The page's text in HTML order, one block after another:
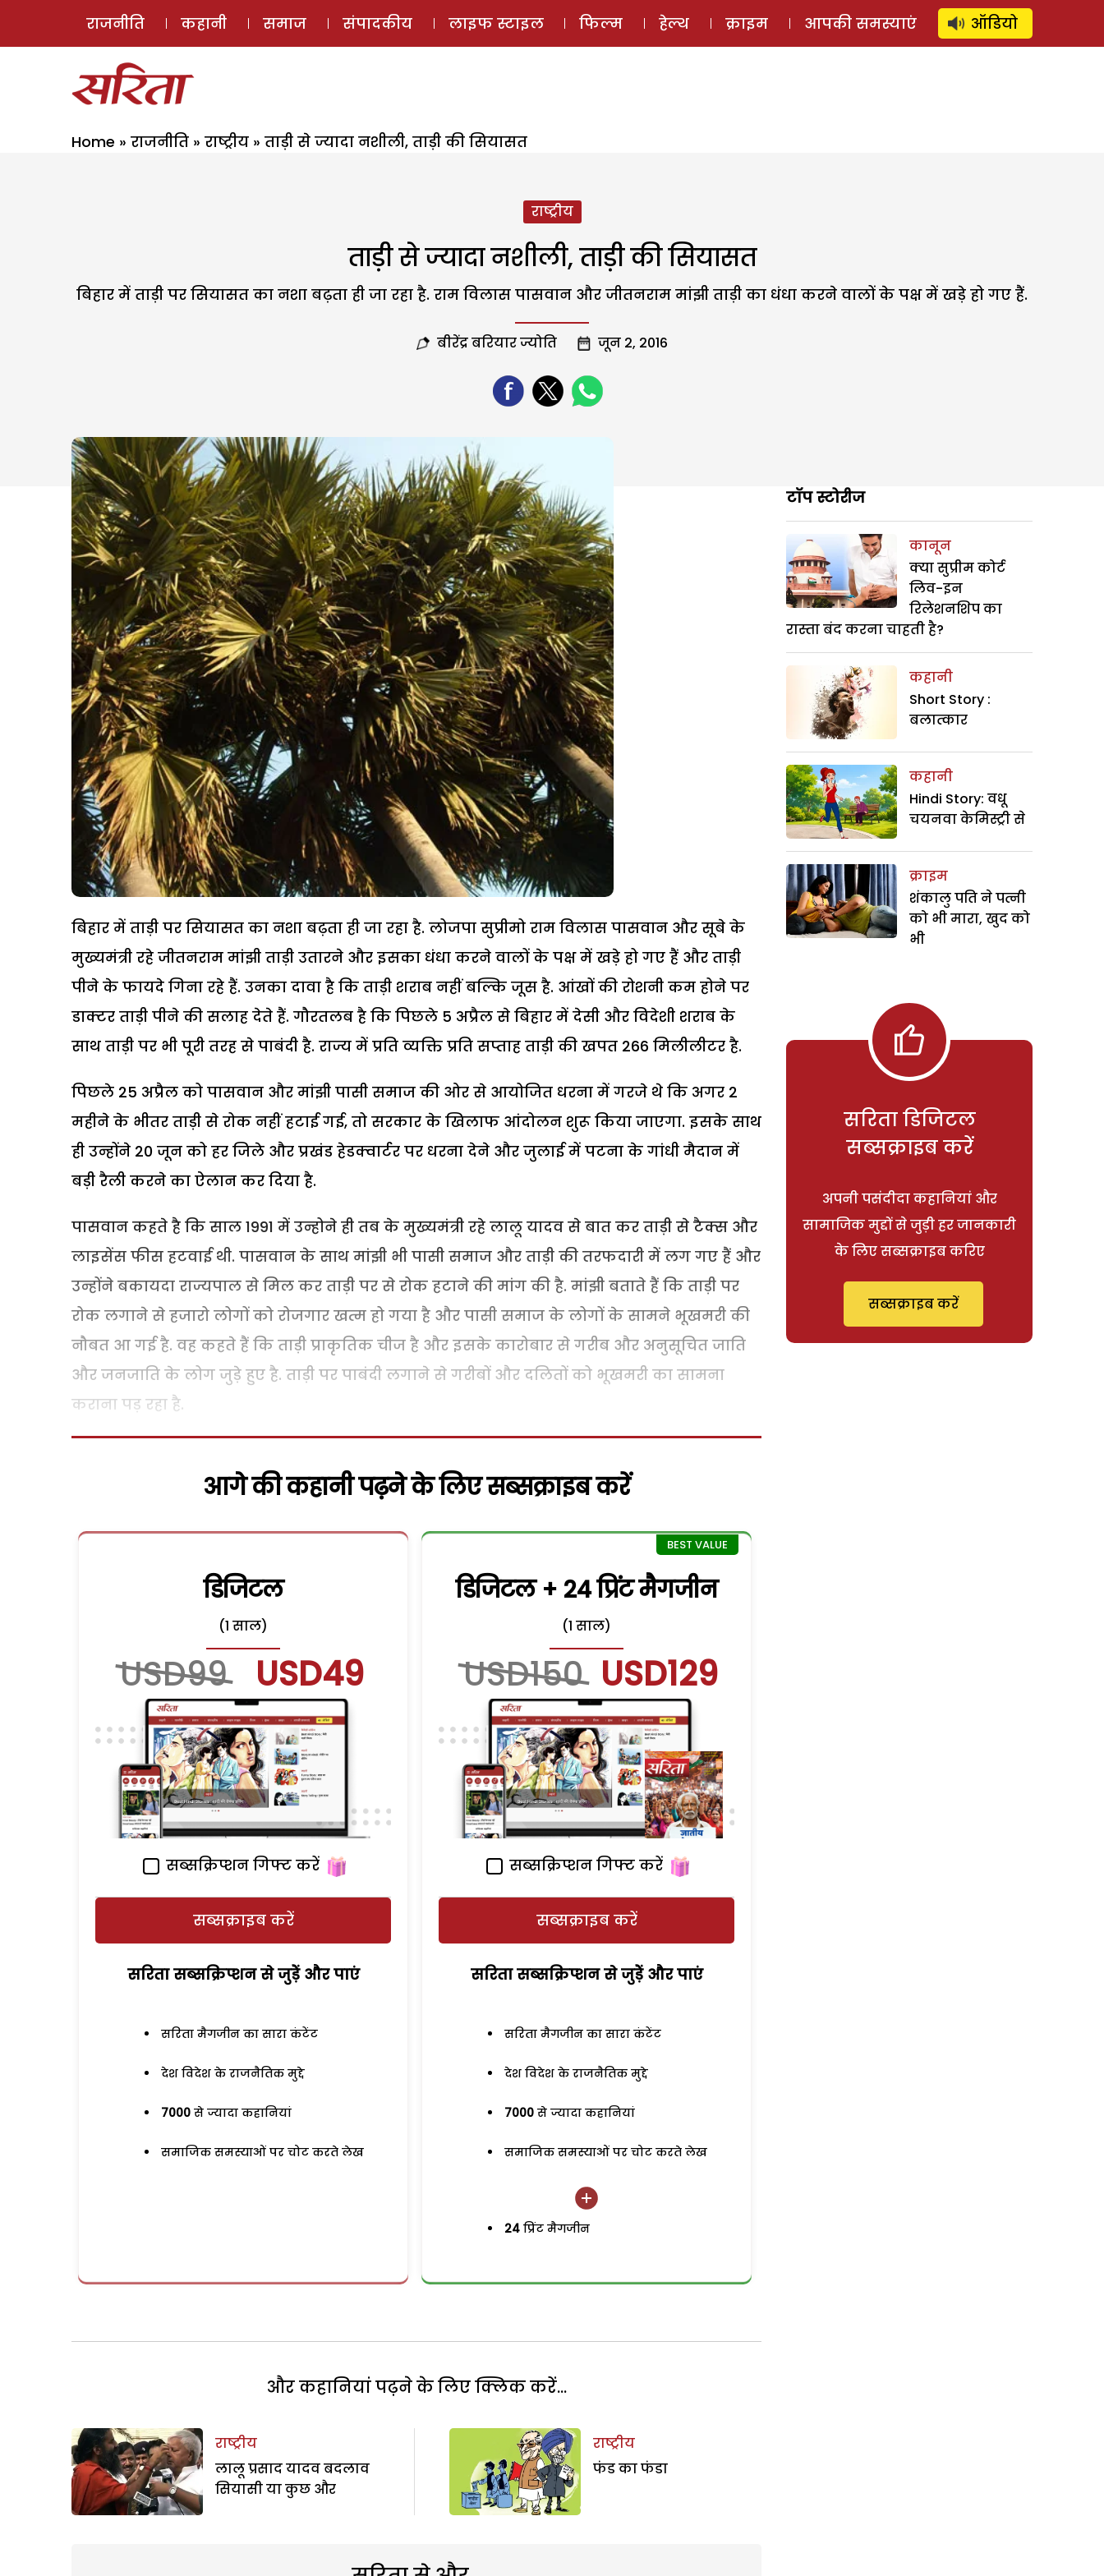
ई-मैगज़ीन ऑडियो स्टोरी लॉग इन ⚲ SUBSCRIBE
राजनीति कहानी समाज संपादकीय लाइफ स्टाइल फिल्म हेल्थ क्राइम आपकी समस्याएं ऑडियो
Home » राजनीति » राष्ट्रीय » ताड़ी से ज्यादा नशीली, ताड़ी की सियासत
राष्ट्रीय
ताड़ी से ज्यादा नशीली, ताड़ी की सियासत
बिहार में ताड़ी पर सियासत का नशा बढ़ता ही जा रहा है. राम विलास पासवान और जीतनराम मांझी ताड़ी का धंधा करने वालों के पक्ष में खड़े हो गए हैं.
बीरेंद्र बरियार ज्योति जून 2, 2016
बिहार में ताड़ी पर सियासत का नशा बढ़ता ही जा रहा है. लोजपा सुप्रीमो राम विलास पासवान और सूबे के
मुख्यमंत्री रहे जीतनराम मांझी ताड़ी उतारने और इसका धंधा करने वालों के पक्ष में खड़े हो गए हैं और ताड़ी
पीने के फायदे गिना रहे हैं. उनका दावा है कि ताड़ी शराब नहीं बल्कि जूस है. आंखों की रोशनी कम होने पर
डाक्टर ताड़ी पीने की सलाह देते हैं. गौरतलब है कि पिछले 5 अप्रैल से बिहार में देसी और विदेशी शराब के
साथ ताड़ी पर भी पूरी तरह से पाबंदी है. राज्य में प्रति व्यक्ति प्रति सप्ताह ताड़ी की खपत 266 मिलीलीटर है.
पिछले 25 अप्रैल को पासवान और मांझी पासी समाज की ओर से आयोजित धरना में गरजे थे कि अगर 2
महीने के भीतर ताड़ी से रोक नहीं हटाई गई, तो सरकार के खिलाफ आंदोलन शुरू किया जाएगा. इसके साथ
ही उन्होंने 20 जून को हर जिले और प्रखंड हेडक्वार्टर पर धरना देने और जुलाई में पटना के गांधी मैदान में
बड़ी रैली करने का ऐलान कर दिया है.
पासवान कहते है कि साल 1991 में उन्होने ही तब के मुख्यमंत्री रहे लालू यादव से बात कर ताड़ी से टैक्स और
लाइसेंस फीस हटवाई थी. पासवान के साथ मांझी भी पासी समाज और ताड़ी की तरफदारी में लग गए हैं और
उन्होंने बकायदा राज्यपाल से मिल कर ताड़ी पर से रोक हटाने की मांग की है. मांझी बताते हैं कि ताड़ी पर
रोक लगाने से हजारो लोगों को रोजगार खत्म हो गया है और पासी समाज के लोगों के सामने भूखमरी की
नौबत आ गई है. वह कहते हैं कि ताड़ी प्राकृतिक चीज है और इसके कारोबार से गरीब और अनुसूचित जाति
और जनजाति के लोग जुड़े हुए है. ताड़ी पर पाबंदी लगाने से गरीबों और दलितों को भूखमरी का सामना
कराना पड़ रहा है.
आगे की कहानी पढ़ने के लिए सब्सक्राइब करें
डिजिटल
(1 साल)
USD99 USD49
सब्सक्रिप्शन गिफ्ट करें
सब्सक्राइब करें
सरिता सब्सक्रिप्शन से जुड़ेें और पाएं
सरिता मैगजीन का सारा कंटेंट
देश विदेश के राजनैतिक मुद्दे
7000 से ज्यादा कहानियां
समाजिक समस्याओं पर चोट करते लेख
डिजिटल + 24 प्रिंट मैगजीन
(1 साल)
USD150 USD129
सब्सक्रिप्शन गिफ्ट करें
सब्सक्राइब करें
सरिता सब्सक्रिप्शन से जुड़ेें और पाएं
सरिता मैगजीन का सारा कंटेंट
देश विदेश के राजनैतिक मुद्दे
7000 से ज्यादा कहानियां
समाजिक समस्याओं पर चोट करते लेख
24 प्रिंट मैगजीन
और कहानियां पढ़ने के लिए क्लिक करें...
राष्ट्रीय
लालू प्रसाद यादव बदलाव
सियासी या कुछ और
राष्ट्रीय
फंड का फंडा
टॉप स्टोरीज
कानून
क्या सुप्रीम कोर्ट
लिव-इन
रिलेशनशिप का
रास्ता बंद करना चाहती है?
कहानी
Short Story :
बलात्कार
कहानी
Hindi Story: वधू
चयनवा केमिस्ट्री से
क्राइम
शंकालु पति ने पत्नी
को भी मारा, खुद को
भी
सरिता डिजिटल
सब्सक्राइब करें
अपनी पसंदीदा कहानियां और
सामाजिक मुद्दों से जुड़ी हर जानकारी
के लिए सब्सक्राइब करिए
सब्सक्राइब करें